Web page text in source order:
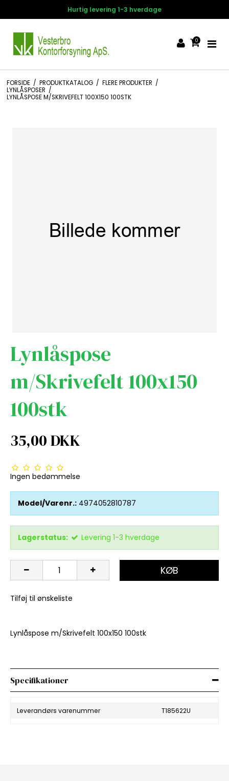
Hurtig levering 1-3 hverdage
0
FORSIDE / PRODUKTKATALOG / FLERE PRODUKTER /
LYNLÅSPOSER /
LYNLÅSPOSE M/SKRIVEFELT 100X150 100STK
Lynlåspose
m/Skrivefelt 100x150
100stk
35,00 DKK
Ingen bedømmelse
Model/Varenr.: 4974052810787
Lagerstatus: Levering 1-3 hverdage
KØB
Tilføj til ønskeliste
Lynlåspose m/Skrivefelt 100x150 100stk
Specifikationer
Leverandørs varenummer T185622U